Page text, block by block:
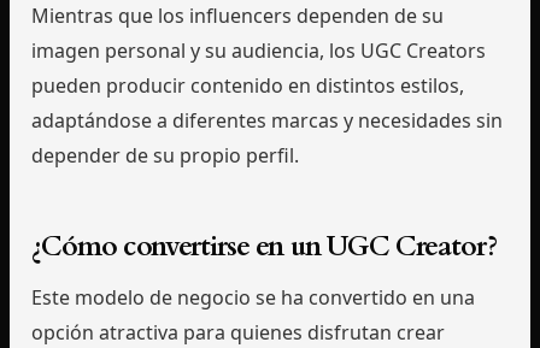
Mientras que los influencers dependen de su
imagen personal y su audiencia, los UGC Creators
pueden producir contenido en distintos estilos,
adaptándose a diferentes marcas y necesidades sin
depender de su propio perfil.
¿Cómo convertirse en un UGC Creator?
Este modelo de negocio se ha convertido en una
opción atractiva para quienes disfrutan crear